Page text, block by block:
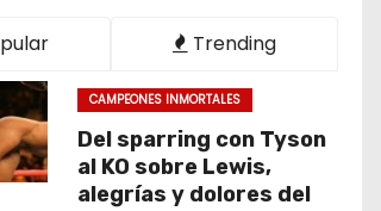
Trending
CAMPEONES INMORTALES
Del sparring con Tyson
al KO sobre Lewis,
alegrías y dolores del